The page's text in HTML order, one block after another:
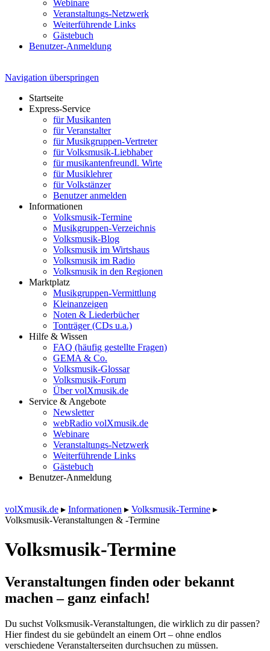
Webinare
Veranstaltungs-Netzwerk
Weiterführende Links
Gästebuch
Benutzer-Anmeldung
Navigation überspringen
Startseite
Express-Service
für Musikanten
für Veranstalter
für Musikgruppen-Vertreter
für Volksmusik-Liebhaber
für musikantenfreundl. Wirte
für Musiklehrer
für Volkstänzer
Benutzer anmelden
Informationen
Volksmusik-Termine
Musikgruppen-Verzeichnis
Volksmusik-Blog
Volksmusik im Wirtshaus
Volksmusik im Radio
Volksmusik in den Regionen
Marktplatz
Musikgruppen-Vermittlung
Kleinanzeigen
Noten & Liederbücher
Tonträger (CDs u.a.)
Hilfe & Wissen
FAQ (häufig gestellte Fragen)
GEMA & Co.
Volksmusik-Glossar
Volksmusik-Forum
Über volXmusik.de
Service & Angebote
Newsletter
webRadio volXmusik.de
Webinare
Veranstaltungs-Netzwerk
Weiterführende Links
Gästebuch
Benutzer-Anmeldung
volXmusik.de ▸ Informationen ▸ Volksmusik-Termine ▸
Volksmusik-Veranstaltungen & -Termine
Volksmusik-Termine
Veranstaltungen finden oder bekannt
machen – ganz einfach!
Du suchst Volksmusik-Veranstaltungen, die wirklich zu dir passen?
Hier findest du sie gebündelt an einem Ort – ohne endlos
verschiedene Veranstalterseiten durchsuchen zu müssen.